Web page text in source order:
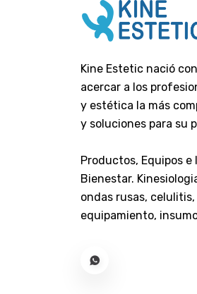
Algodon
Baño Capilar
Body Splash
Cepillos - Peines
Crema Para
Dispositivos
Esponjas
Gel Capilar
Hisopos Flexibles
Kine Estetic nació
acercar a los
y estética la más
y soluciones para su
Productos, Equipos
Bienestar.
ondas rusas,
equipamiento,